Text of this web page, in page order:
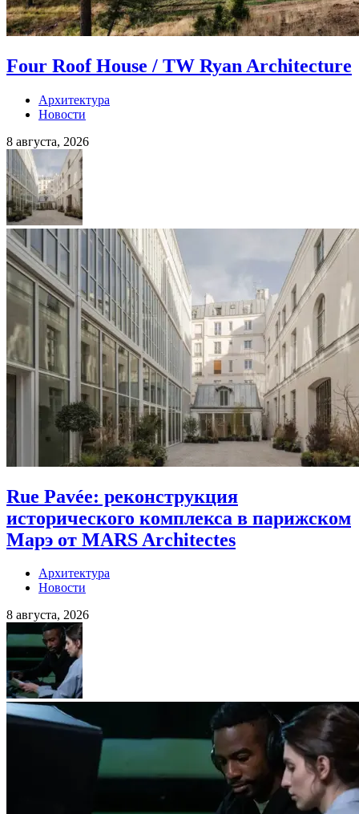
Four Roof House / TW Ryan Architecture
Архитектура
Новости
8 августа, 2026
Rue Pavée: реконструкция
исторического комплекса в парижском
Марэ от MARS Architectes
Архитектура
Новости
8 августа, 2026